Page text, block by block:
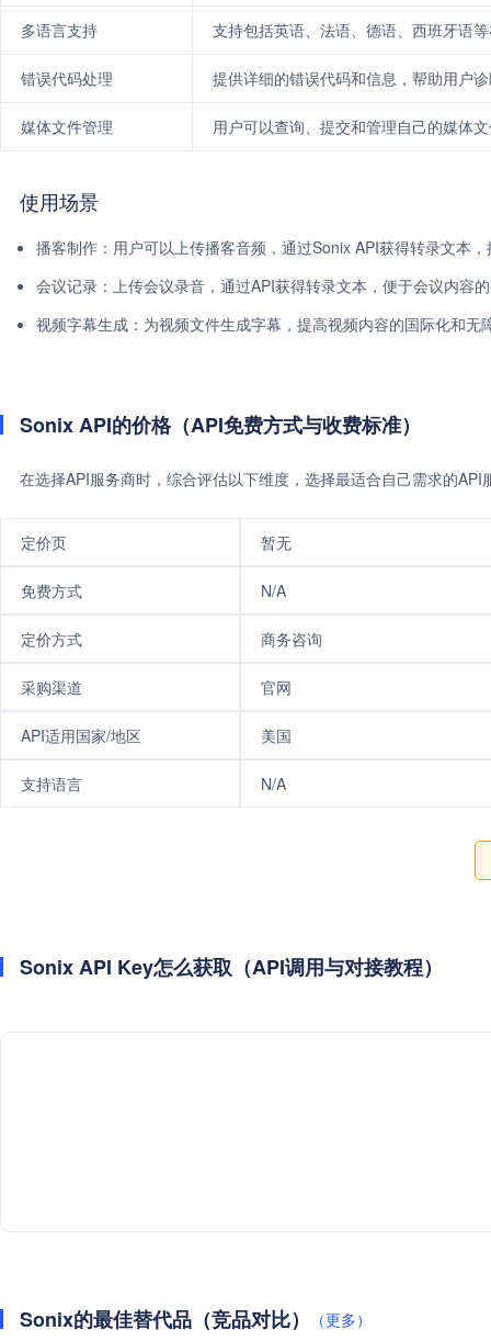
多语言支持 支持包括英语、法语、德语、西班牙语
错误代码处理 提供详细的错误代码和信息，帮助用户
媒体文件管理 用户可以查询、提交和管理自己的媒体
使用场景
播客制作：用户可以上传播客音频，通过Sonix API获得转录文本
会议记录：上传会议录音，通过API获得转录文本，便于会议内容
视频字幕生成：为视频文件生成字幕，提高视频内容的国际化和无
Sonix API的价格（API免费方式与收费标准）
在选择API服务商时，综合评估以下维度，选择最适合自己需求的
定价页 暂无
免费方式 N/A
定价方式 商务咨询
采购渠道 官网
API适用国家/地区 美国
支持语言 N/A
Sonix API Key怎么获取（API调用与对接教程）
Sonix的最佳替代品（竞品对比） （更多）